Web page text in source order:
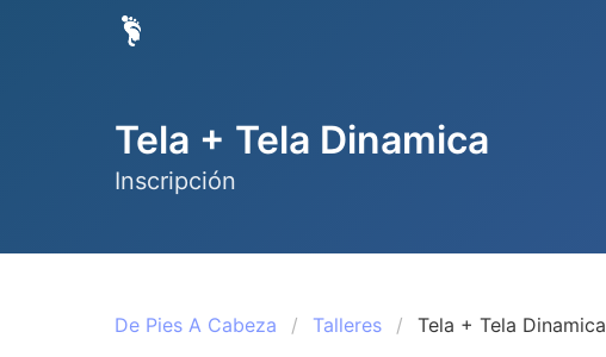
Tela + Tela Dinamica
Inscripción
De Pies A Cabeza Talleres Tela + Tela Dinamica